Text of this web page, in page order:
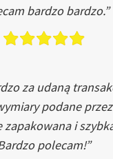
bardzo bardzo.”
za udaną
podane
i
polecam!”